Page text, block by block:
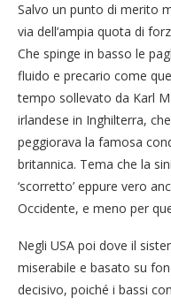
Salvo un punto di merito
via dell’ampia quota di
Che spinge in basso le
fluido e precario come
tempo sollevato da Karl
irlandese in Inghilterra,
peggiorava la famosa
britannica. Tema che la
‘scorretto’ eppure vero
Occidente, e meno per
Negli USA poi dove il
miserabile e basato su
decisivo, poiché i bassi